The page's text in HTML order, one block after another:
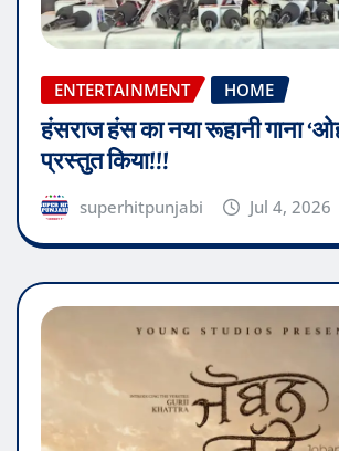
ENTERTAINMENT HOME
हंसराज हंस का नया रूहानी गाना
प्रस्तुत किया!!!
superhitpunjabi Jul 4, 2026